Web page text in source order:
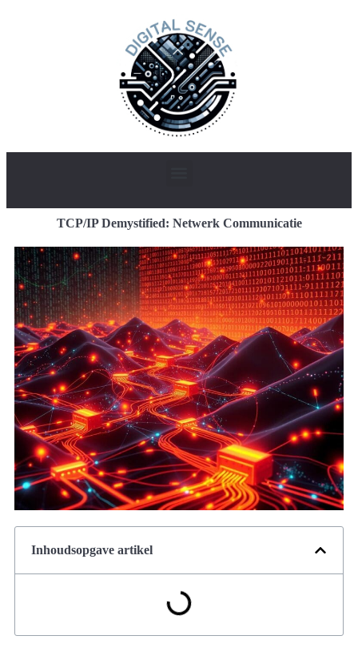
TCP/IP Demystified: Netwerk Communicatie
Inhoudsopgave artikel